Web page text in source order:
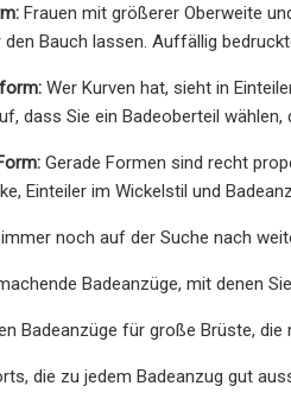
Frauen mit größerer Oberweite
Bauch lassen. Auffällig
Wer Kurven hat, sieht in
dass Sie ein Badeoberteil
Gerade Formen sind recht
Einteiler im Wickelstil und
noch auf der Suche nach
Badeanzüge, mit denen
Badeanzüge für große Brüste,
die zu jedem Badeanzug gut